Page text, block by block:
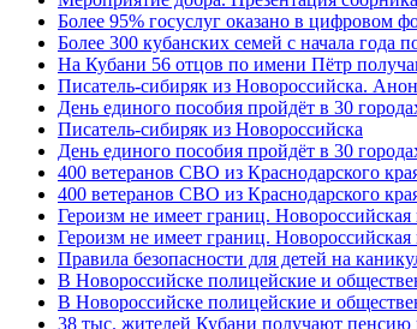
Более 95% госуслуг оказано в цифровом
Более 300 кубанских семей с начала года
На Кубани 56 отцов по имени Пётр
Писатель-сибиряк из Новороссийска.
День единого пособия пройдёт в 30
Писатель-сибиряк из Новороссийска
День единого пособия пройдёт в 30
400 ветеранов СВО из Краснодарского
400 ветеранов СВО из Краснодарского
Героизм не имеет границ.
Героизм не имеет границ.
Правила безопасности для детей на
В Новороссийске полицейские и
В Новороссийске полицейские и
38 тыс. жителей Кубани получают пенсию